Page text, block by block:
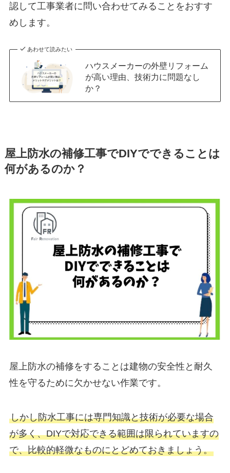
認して工事業者に問い合わせてみることをおすす
めします。
あわせて読みたい
ハウスメーカーの外壁リフォーム
が高い理由、技術力に問題なし
か？
屋上防水の補修工事でDIYでできることは
何があるのか？
屋上防水の補修をすることは建物の安全性と耐久
性を守るために欠かせない作業です。
しかし防水工事には専門知識と技術が必要な場合
が多く、DIYで対応できる範囲は限られていますの
で、比較的軽微なものにとどめておきましょう。